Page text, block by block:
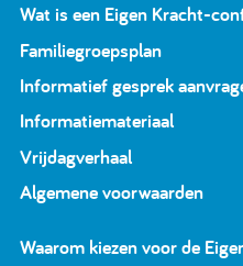
Wat is een Eigen Kracht-
Familiegroepsplan
Informatief gesprek
Informatiemateriaal
Vrijdagverhaal
Algemene voorwaarden
Waarom kiezen voor de